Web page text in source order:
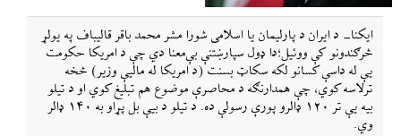
ایکنا- د ایران د پارلیمان یا اسلامی شورا مشر محمد باقر قالیباف په یولړ
څرګندونو کې ووئيل؛دا ډول سپارښتنې بې‌معنا دي چې د امریکا حکومت
یې له داسې کسانو لکه سکاټ بسنت (د امریکا له مالیې وزیر) څخه
ترلاسه کوي، چې همدارنګه د محاصرې موضوع هم تبلیغ کوي او د تیلو
بیه یې تر ۱۲۰ ډالرو پورې رسولې ده. د تیلو د بیې بل پړاو به ۱۴۰ ډالر
وي.